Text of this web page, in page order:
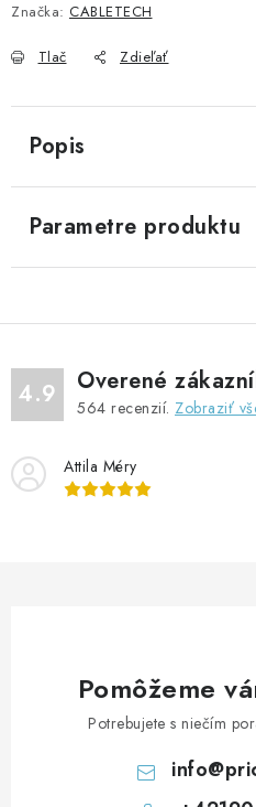
Značka: CABLETECH
Tlač Zdieľať
Popis
Parametre produktu
4.9 Overené
564 recenzií. Zobraziť
Attila Méry
Pomôžeme
Potrebujete s niečím
info@